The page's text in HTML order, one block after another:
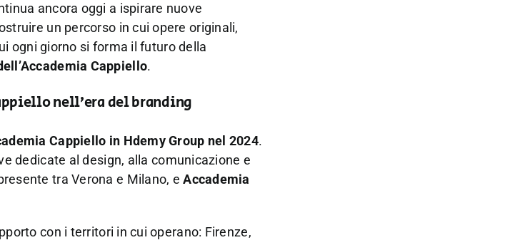
ancora oggi a ispirare nuove
un percorso in cui opere originali,
ogni giorno si forma il futuro della
Cappiello.
nell’era del branding
Cappiello in Hdemy Group nel 2024.
dedicate al design, alla comunicazione e
tra Verona e Milano, eAccademia
con i territori in cui operano: Firenze,